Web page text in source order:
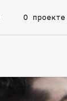
О проекте